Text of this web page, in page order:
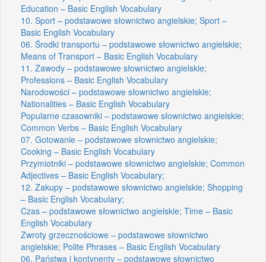
Education – Basic English Vocabulary
10. Sport – podstawowe słownictwo angielskie; Sport –
Basic English Vocabulary
06. Środki transportu – podstawowe słownictwo angielskie;
Means of Transport – Basic English Vocabulary
11. Zawody – podstawowe słownictwo angielskie;
Professions – Basic English Vocabulary
Narodowości – podstawowe słownictwo angielskie;
Nationalities – Basic English Vocabulary
Popularne czasowniki – podstawowe słownictwo angielskie;
Common Verbs – Basic English Vocabulary
07. Gotowanie – podstawowe słownictwo angielskie;
Cooking – Basic English Vocabulary
Przymiotniki – podstawowe słownictwo angielskie; Common
Adjectives – Basic English Vocabulary;
12. Zakupy – podstawowe słownictwo angielskie; Shopping
– Basic English Vocabulary;
Czas – podstawowe słownictwo angielskie; Time – Basic
English Vocabulary
Zwroty grzecznościowe – podstawowe słownictwo
angielskie; Polite Phrases – Basic English Vocabulary
06. Państwa i kontynenty – podstawowe słownictwo